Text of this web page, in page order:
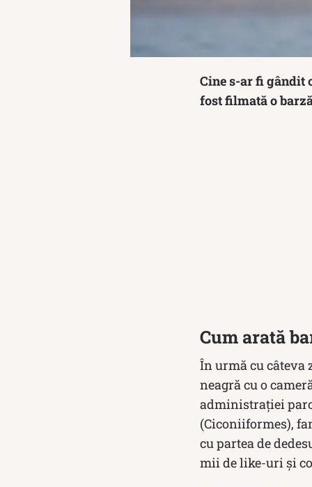
Cine s-ar fi gândit
fost filmată o
Cum arată
În urmă cu câteva
neagră cu o
administrației
(Ciconiiformes),
cu partea de
mii de like-uri și